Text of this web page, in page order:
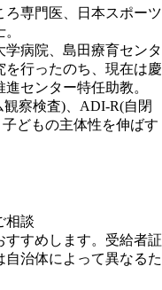
専門医、日本スポーツ
学病院、島田療育センタ
を行ったのち、現在は慶
センター特任助教。
察検査)、ADI-R(自閉
子どもの主体性を伸ばす
相談
すすめします。受給者証
治体によって異なるた